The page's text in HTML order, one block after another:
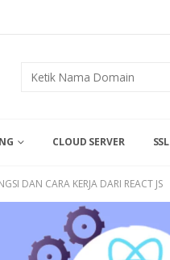
CLOUD SERVER SSL
DAN CARA KERJA DARI REACT JS